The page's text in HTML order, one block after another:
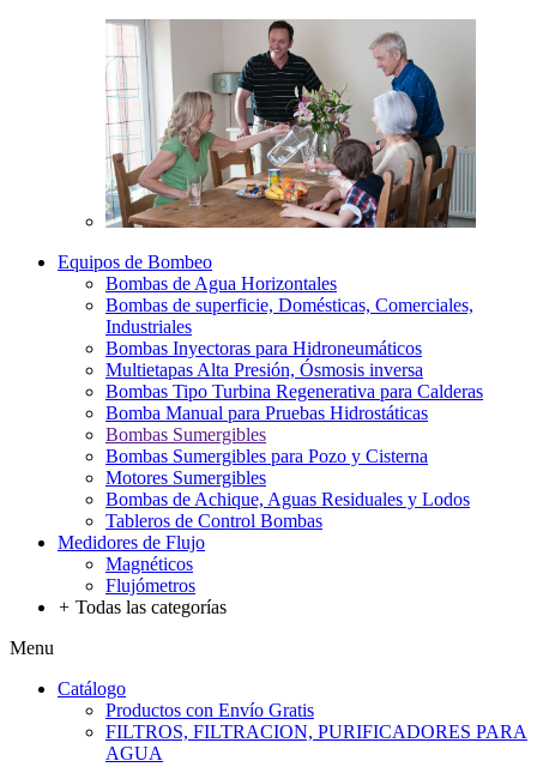
Equipos de Bombeo
Bombas de Agua Horizontales
Bombas de superficie, Domésticas, Comerciales,
Industriales
Bombas Inyectoras para Hidroneumáticos
Multietapas Alta Presión, Ósmosis inversa
Bombas Tipo Turbina Regenerativa para Calderas
Bomba Manual para Pruebas Hidrostáticas
Bombas Sumergibles
Bombas Sumergibles para Pozo y Cisterna
Motores Sumergibles
Bombas de Achique, Aguas Residuales y Lodos
Tableros de Control Bombas
Medidores de Flujo
Magnéticos
Flujómetros
+ Todas las categorías
Menu
Catálogo
Productos con Envío Gratis
FILTROS, FILTRACION, PURIFICADORES PARA
AGUA